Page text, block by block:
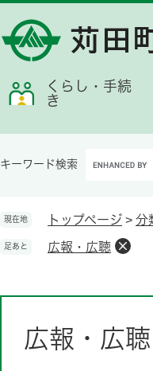
くらし・手続
き
キーワード検索
タ
検
現在地 トップページ > 分
足あと 広報・広聴
広報・広聴